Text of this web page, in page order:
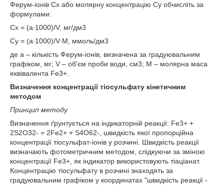
Ферум-іонів Сх або молярну концентрацію Су обчисліть за
формулами:
Cx = (a∙1000)/V, мг/дм3
Cy = (a∙1000)/V∙M, ммоль/дм3
де а – кількість Ферум-іонів, визначена за градуювальним
графіком, мг; V – об’єм проби води, см3; М – молярна маса
еквівалента Fe3+.
Визначення концентрації тіосульфату кінетичним
методом
Принцип методу
Визначення ґрунтується на індикаторній реакції: Fe3+ +
2S2O32- = 2Fe2+ + S4O62-, швидкість якої пропорційна
концентрації тіосульфат-іонів у розчині. Швидкість реакції
визначають фотометричним методом, слідкуючи за зміною
концентрації Fe3+, як індикатор використовують тіаціанат.
Концентрацію тіосульфату в розчині знаходять за
градуювальним графіком у координатах "швидкість реакції -